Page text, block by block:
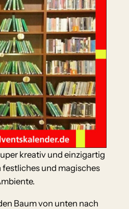
kreativ und einzigartig
und magisches
Baum von unten nach